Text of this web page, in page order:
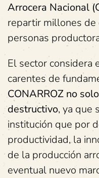
Arrocera Nacional
repartir millones
personas
El sector considera
carentes de
CONARROZ no
destructivo, ya que
institución que por
productividad, la
de la producción
eventual nuevo